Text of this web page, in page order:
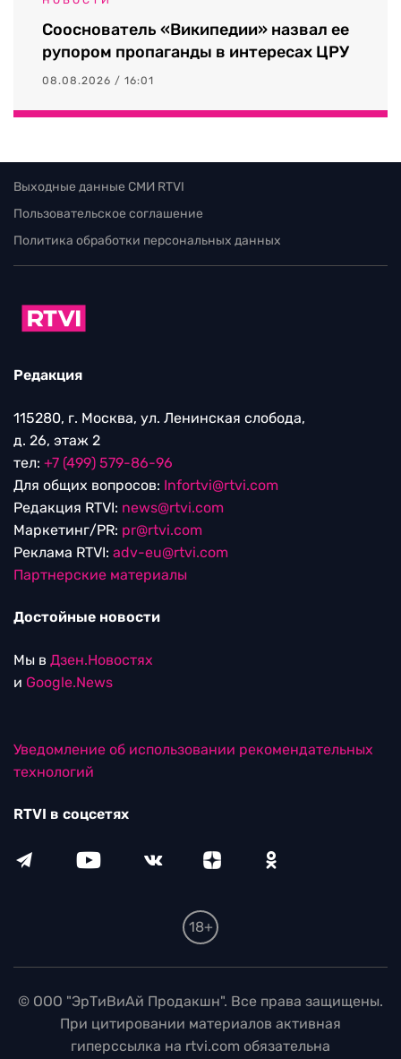
Сооснователь «Википедии» назвал ее
рупором пропаганды в интересах ЦРУ
08.08.2026 / 16:01
Выходные данные СМИ RTVI
Пользовательское соглашение
Политика обработки персональных данных
Редакция
115280, г. Москва, ул. Ленинская слобода,
д. 26, этаж 2
тел: +7 (499) 579-86-96
Для общих вопросов: Infortvi@rtvi.com
Редакция RTVI: news@rtvi.com
Маркетинг/PR: pr@rtvi.com
Реклама RTVI: adv-eu@rtvi.com
Партнерские материалы
Достойные новости
Мы в Дзен.Новостях
и Google.News
Уведомление об использовании рекомендательных
технологий
RTVI в соцсетях
18+
© ООО "ЭрТиВиАй Продакшн". Все права защищены.
При цитировании материалов активная
гиперссылка на rtvi.com обязательна